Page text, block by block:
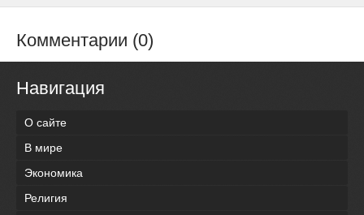
Комментарии (0)
Навигация
О сайте
В мире
Экономика
Религия